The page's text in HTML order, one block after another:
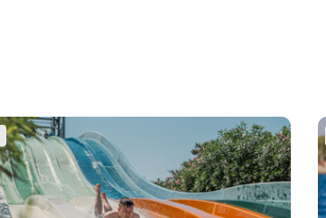
Poolbar